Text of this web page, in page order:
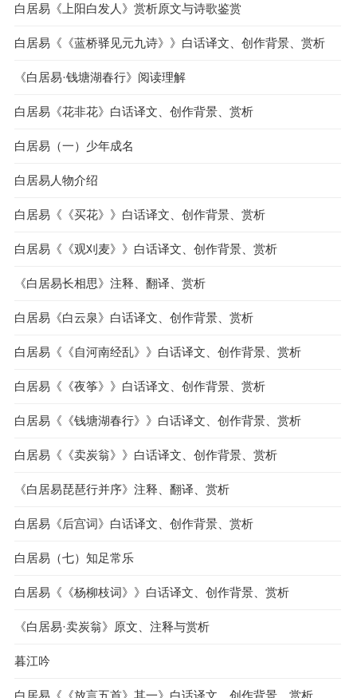
白居易《上阳白发人》赏析原文与诗歌鉴赏
白居易《《蓝桥驿见元九诗》》白话译文、创作背景、赏析
《白居易·钱塘湖春行》阅读理解
白居易《花非花》白话译文、创作背景、赏析
白居易（一）少年成名
白居易人物介绍
白居易《《买花》》白话译文、创作背景、赏析
白居易《《观刈麦》》白话译文、创作背景、赏析
《白居易长相思》注释、翻译、赏析
白居易《白云泉》白话译文、创作背景、赏析
白居易《《自河南经乱》》白话译文、创作背景、赏析
白居易《《夜筝》》白话译文、创作背景、赏析
白居易《《钱塘湖春行》》白话译文、创作背景、赏析
白居易《《卖炭翁》》白话译文、创作背景、赏析
《白居易琵琶行并序》注释、翻译、赏析
白居易《后宫词》白话译文、创作背景、赏析
白居易（七）知足常乐
白居易《《杨柳枝词》》白话译文、创作背景、赏析
《白居易·卖炭翁》原文、注释与赏析
暮江吟
白居易《《放言五首》其一》白话译文、创作背景、赏析